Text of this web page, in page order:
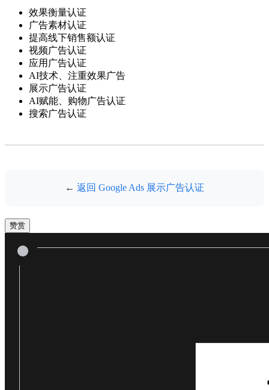
效果衡量认证
广告素材认证
提高线下销售额认证
视频广告认证
应用广告认证
AI技术、注重效果广告
展示广告认证
AI赋能、购物广告认证
搜索广告认证
← 返回 Google Ads 展示广告认证
赞赏